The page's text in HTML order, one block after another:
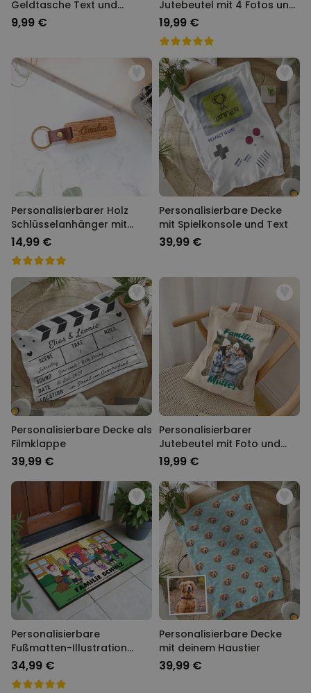
Geldtasche Text und
Symbol
9,99 €
Jutebeutel mit 4 Fotos und
Text
19,99 €
Personalisierbarer Holz
Schlüsselanhänger mit
Name
14,99 €
Personalisierbare Decke
mit Spielkonsole und Text
39,99 €
Personalisierbare Decke als
Filmklappe
39,99 €
Personalisierbarer
Jutebeutel mit Foto und
Text
19,99 €
Personalisierbare
Fußmatten-Illustration
Zeichentrick Familie
34,99 €
Personalisierbare Decke
mit deinem Haustier
39,99 €